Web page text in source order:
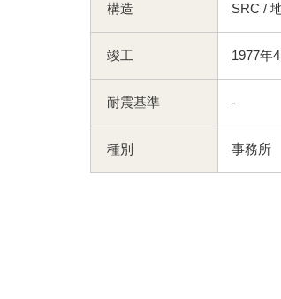
構造 SRC /
竣工 1977年4
耐震基準 -
種別 事務所